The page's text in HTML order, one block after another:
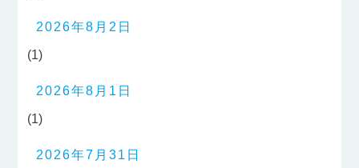
2026年8月2日
(1)
2026年8月1日
(1)
2026年7月31日